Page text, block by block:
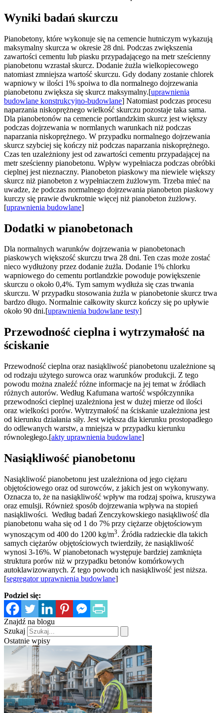
Wyniki badań skurczu
Pianobetony, które wykonuje się na cemencie hutniczym wykazują
maksymalny skurcza w okresie 28 dni. Podczas zwiększenia
zawartości cementu lub piasku przypadającego na metr sześcienny
pianobetonu wzrastał skurcz. Dodanie żużla wielkopiecowego
natomiast zmniejsza wartość skurczu. Gdy dodany zostanie chlorek
wapniowy w ilości 1% spoiwa to dla normalnego dojrzewania
pianobetonu zwiększa się skurcz maksymalny.[uprawnienia
budowlane konstrukcyjno-budowlane] Natomiast podczas procesu
naparzania niskoprężnego wielkość skurczu pozostaje taka sama.
Dla pianobetonów na cemencie portlandzkim skurcz jest większy
podczas dojrzewania w normlanych warunkach niż podczas
naparzania niskoprężnego. W przypadku normalnego dojrzewania
skurcz szybciej się kończy niż podczas naparzania niskoprężnego.
Czas ten uzależniony jest od zawartości cementu przypadającej na
metr sześcienny pianobetonu. Wpływ wypełniacza podczas obróbki
cieplnej jest nieznaczny. Pianobeton piaskowy ma niewiele większy
skurcz niż pianobeton z wypełniaczem żużlowym. Trzeba mieć na
uwadze, że podczas normalnego dojrzewania pianobeton piaskowy
kurczy się prawie dwukrotnie więcej niż pianobeton żużlowy.
[uprawnienia budowlane]
Dodatki w pianobetonach
Dla normalnych warunków dojrzewania w pianobetonach
piaskowych większość skurczu trwa 28 dni. Ten czas może zostać
nieco wydłużony przez dodanie żużla. Dodanie 1% chlorku
wapniowego do cementu portlandzkie powoduje powiększenie
skurczu o około 0,4%. Tym samym wydłuża się czas trwania
skurczu. W przypadku stosowania żużla w pianobetonie skurcz trwa
bardzo długo. Normalnie całkowity skurcz kończy się po upływie
około 90 dni.[uprawnienia budowlane testy]
Przewodność cieplna i wytrzymałość na
ściskanie
Przewodność cieplna oraz nasiąkliwość pianobetonu uzależnione są
od rodzaju użytego surowca oraz warunków produkcji. Z tego
powodu można znaleźć różne informacje na jej temat w źródłach
różnych autorów. Według Kafumana wartość współczynnika
przewodności cieplnej uzależniona jest w dużej mierze od ilości
oraz wielkości porów. Wytrzymałość na ściskanie uzależniona jest
od kierunku działania siły. Jest większa dla kierunku prostopadłego
do odlewanych warstw, a mniejsza w przypadku kierunku
równoległego.[akty uprawnienia budowlane]
Nasiąkliwość pianobetonu
Nasiąkliwość pianobetonu jest uzależniona od jego ciężaru
objętościowego oraz od surowców, z jakich jest on wykonywany.
Oznacza to, że na nasiąkliwość wpływ ma rodzaj spoiwa, kruszywa
oraz emulsji. Również sposób dojrzewania wpływa na stopień
nasiąkliwości. Według badań Zenczykowskiego nasiąkliwość dla
pianobetonu waha się od 1 do 7% przy ciężarze objętościowym
wynoszącym od 400 do 1200 kg/m3. Źródła radzieckie dla takich
samych ciężarów objętościowych twierdziły, że nasiąkliwość
wynosi 3-16%. W pianobetonach występuje bardziej zamknięta
struktura porów niż w przypadku betonów komórkowych
autoklawizowanych. Z tego powodu ich nasiąkliwość jest niższa.
[segregator uprawnienia budowlane]
Podziel się:
Znajdź na blogu
Szukaj
Ostatnie wpisy